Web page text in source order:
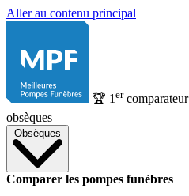
Aller au contenu principal
🏆 1 ercomparateur
obsèques
Obsèques
Comparer les pompes funèbres